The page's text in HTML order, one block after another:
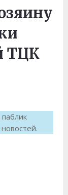
ТЦК
паблик